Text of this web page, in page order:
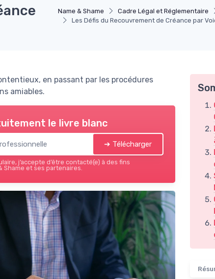
Name & Shame Cadre Légal et Réglementaire
Les Défis du Recouvrement de Créance par
en passant par les procédures
amiables.
le livre blanc
➔ Télécharger
j’accepte d’être contacté(e) à des fins
Shame et ses partenaires.